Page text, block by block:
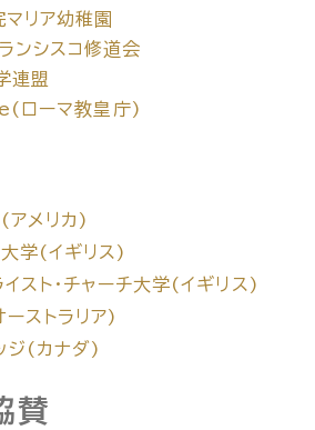
リア幼稚園
ンシスコ修道会
連盟
ーマ教皇庁)
アメリカ)
大学(イギリス)
イスト・チャーチ大学(イギリス)
ストラリア)
ジ(カナダ)
賛